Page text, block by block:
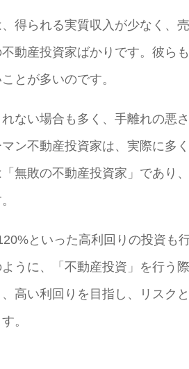
得られる実質収入が少なく、
動産投資家ばかりです。彼ら
とが多いのです。
ない場合も多く、手離れの悪
ン不動産投資家は、実際に多
無敗の不動産投資家」であり
といった高利回りの投資も
うに、「不動産投資」を行う
高い利回りを目指し、リスク
。